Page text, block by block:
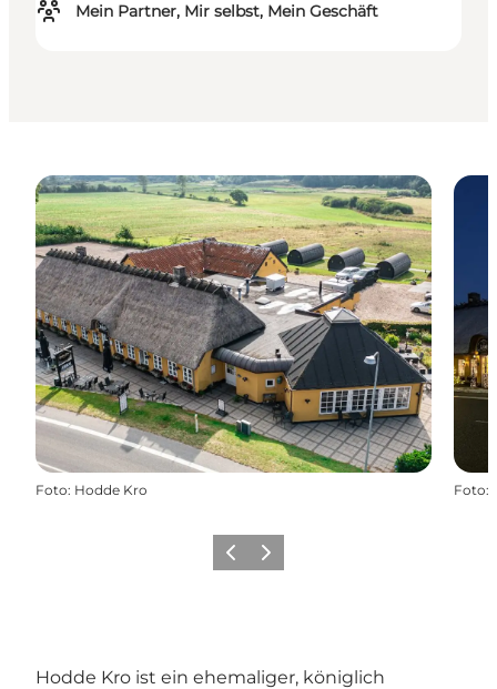
Mein Partner, Mir selbst, Mein Geschäft
Foto: Hodde Kro Foto:
ZurückWeiter
Hodde Kro ist ein ehemaliger, königlich